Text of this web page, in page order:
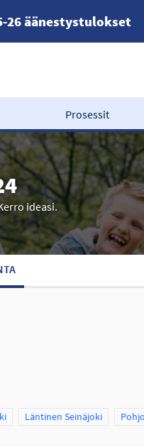
26 äänestystulokset
Prosessit
ideasi.
Scope
Läntinen Seinäjoki Scope